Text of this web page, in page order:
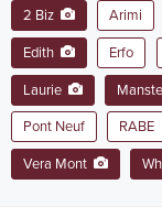
2 Biz Arimi
Edith Erfo
Laurie
Pont Neuf RABE
Vera Mont